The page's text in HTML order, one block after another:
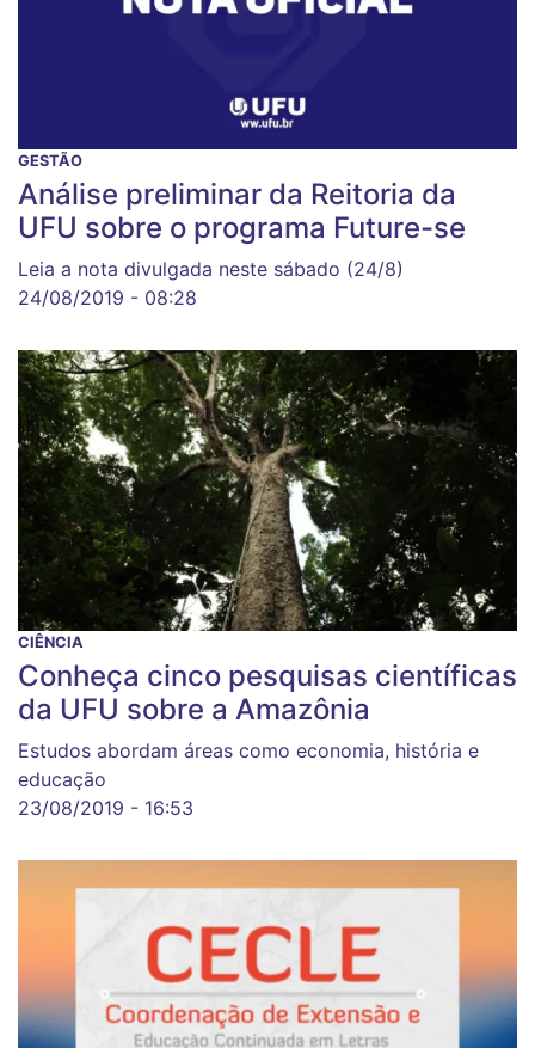
GESTÃO
Análise preliminar da Reitoria da
UFU sobre o programa Future-se
Leia a nota divulgada neste sábado (24/8)
24/08/2019 - 08:28
CIÊNCIA
Conheça cinco pesquisas científicas
da UFU sobre a Amazônia
Estudos abordam áreas como economia, história e
educação
23/08/2019 - 16:53